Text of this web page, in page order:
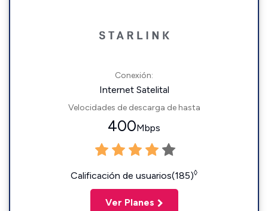
Conexión:
Internet Satelital
Velocidades de descarga de hasta
400Mbps
Calificación de usuarios(185)◊
Ver Planes